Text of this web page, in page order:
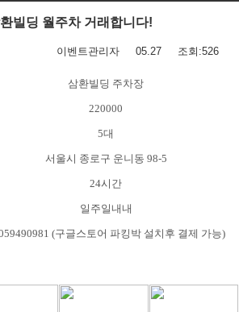
빌딩 월주차 거래합니다!
이벤트관리자 05.27 조회:526
삼환빌딩 주차장
220000
5대
서울시 종로구 운니동 98-5
24시간
일주일내내
(구글스토어 파킹박 설치후 결제 가능)